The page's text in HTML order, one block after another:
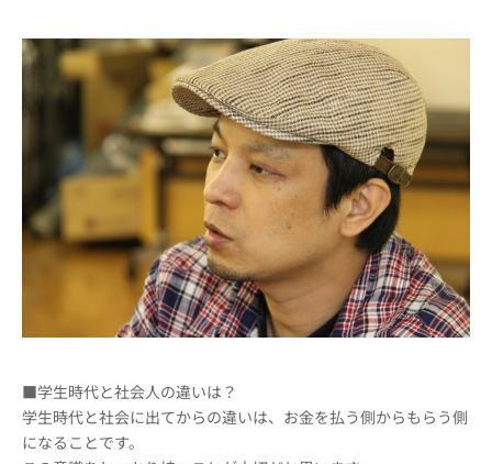
■学生時代と社会人の違いは？
学生時代と社会に出てからの違いは、お金を払う側からもらう側
になることです。